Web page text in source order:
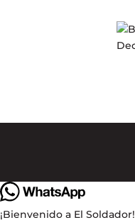
¡Bienvenido a El Soldador!